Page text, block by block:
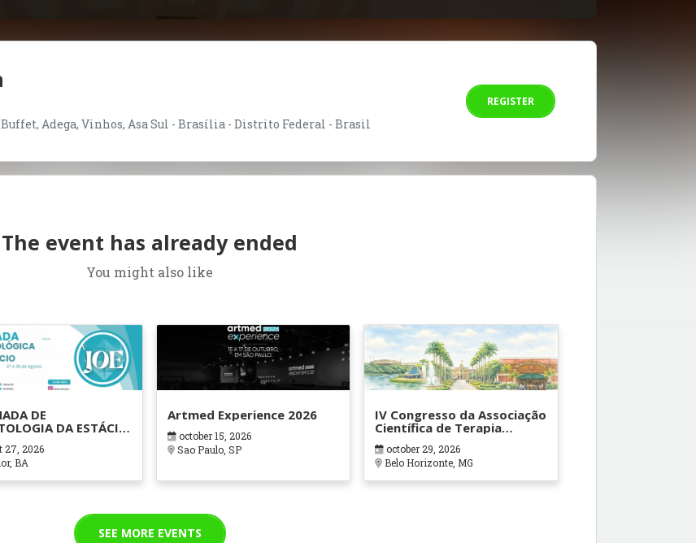
Adega, Vinhos, Asa Sul - Brasília - Distrito Federal - Brasil
REGISTER
The event has already ended
You might also like
DE
DA ESTÁCIO
27, 2026
BA
Artmed Experience 2026
october 15, 2026
Sao Paulo, SP
IV Congresso da Associação
Científica de Terapia
Ocupacional em Contextos
Hospitalares e Cuidados
Paliativos - ATOHOSP
october 29, 2026
Belo Horizonte, MG
SEE MORE EVENTS